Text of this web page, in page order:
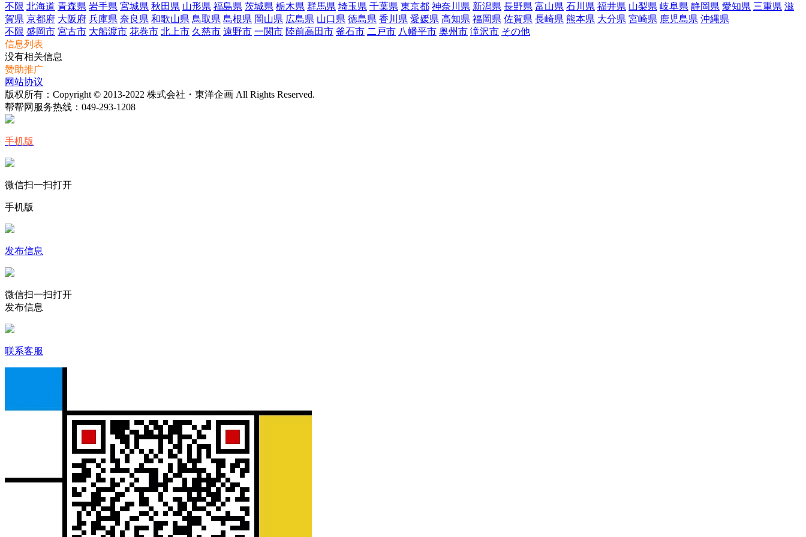
不限 北海道 青森県 岩手県 宮城県 秋田県 山形県 福島県 茨城県 栃木県 群馬県 埼玉県 千葉県 東京都 神奈川県 新潟県 長野県 富山県 石川県 福井県 山梨県 岐阜県 静岡県 愛知県 三重県 滋
賀県 京都府 大阪府 兵庫県 奈良県 和歌山県 鳥取県 島根県 岡山県 広島県 山口県 徳島県 香川県 愛媛県 高知県 福岡県 佐賀県 長崎県 熊本県 大分県 宮崎県 鹿児島県 沖縄県
不限 盛岡市 宮古市 大船渡市 花巻市 北上市 久慈市 遠野市 一関市 陸前高田市 釜石市 二戸市 八幡平市 奥州市 滝沢市 その他
信息列表
没有相关信息
赞助推广
网站协议
版权所有：Copyright © 2013-2022 株式会社・東洋企画 All Rights Reserved.
帮帮网服务热线： 049-293-1208
手机版
微信扫一扫打开
手机版
发布信息
微信扫一扫打开
发布信息
联系客服